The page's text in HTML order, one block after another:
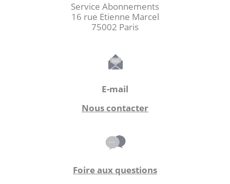
Service Abonnements
16 rue Etienne Marcel
75002 Paris
E-mail
Nous contacter
Foire aux questions